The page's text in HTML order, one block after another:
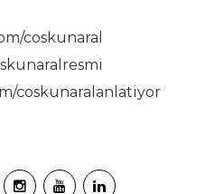
coskunaral
coskunaralanlatiyor